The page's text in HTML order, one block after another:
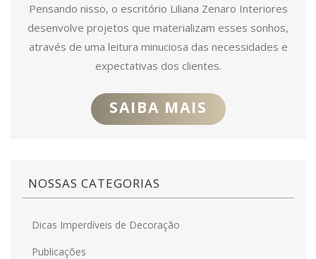
Pensando nisso, o escritório Liliana Zenaro Interiores
desenvolve projetos que materializam esses sonhos,
através de uma leitura minuciosa das necessidades e
expectativas dos clientes.
SAIBA MAIS
NOSSAS CATEGORIAS
Dicas Imperdíveis de Decoração
Publicações